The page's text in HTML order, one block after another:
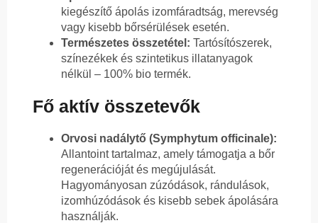
kiegészítő ápolás izomfáradtság, merevség
vagy kisebb bőrsérülések esetén.
Természetes összetétel: Tartósítószerek,
színezékek és szintetikus illatanyagok
nélkül – 100% bio termék.
Fő aktív összetevők
Orvosi nadálytő (Symphytum officinale):
Allantoint tartalmaz, amely támogatja a bőr
regenerációját és megújulását.
Hagyományosan zúzódások, rándulások,
izomhúzódások és kisebb sebek ápolására
használják.